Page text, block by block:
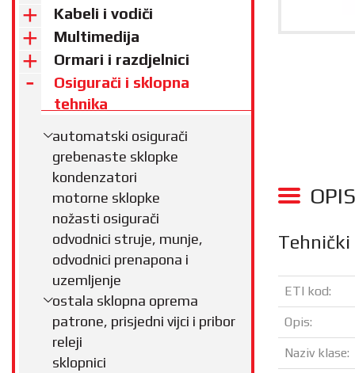
Kabeli i vodiči
Multimedija
Ormari i razdjelnici
Osigurači i sklopna
tehnika
automatski osigurači
grebenaste sklopke
kondenzatori
motorne sklopke
nožasti osigurači
odvodnici struje, munje,
odvodnici prenapona i
uzemljenje
ostala sklopna oprema
patrone, prisjedni vijci i pribor
releji
sklopnici
Tehnički
ETI kod:
Opis:
Naziv klase: